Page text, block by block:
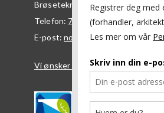
Brøsetekra 7
7069Trondheim
Telefon: 73 84 95 50
E-post:nordesign@nordesign.no
Vi ønsker å bli forhandler